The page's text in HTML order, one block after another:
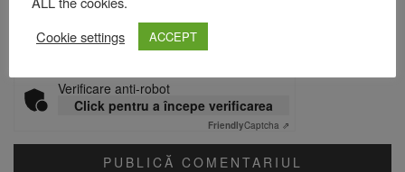
Site web
Verificare anti-robot
Click pentru a începe verificarea
FriendlyCaptcha ⇗
Cookie settings
ACCEPT